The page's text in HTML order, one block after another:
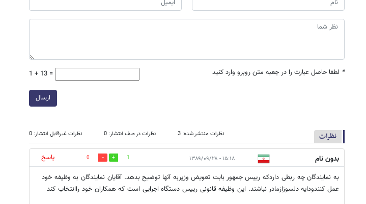
* لطفا حاصل عبارت را در جعبه متن روبرو وارد کنید 1 + 13 =
ارسال
نظرات نظرات منتشر شده: 3 نظرات در صف انتشار: 0 نظرات غیرقابل انتشار: 0
بدون نام ۱۵:۱۸ - ۱۳۸۹/۰۹/۲۸ 1
0
پاسخ
به نمایندگان چه ربطی داردکه رییس جمهور بابت تعویض وزیربه آنها توضیح بدهد. آقایان نمایندگان به وظیفه خود
عمل کنندودایه دلسوزازمادر نباشند. این وظیفه قانونی رییس دستگاه اجرایی است که همکاران خود راانتخاب کند